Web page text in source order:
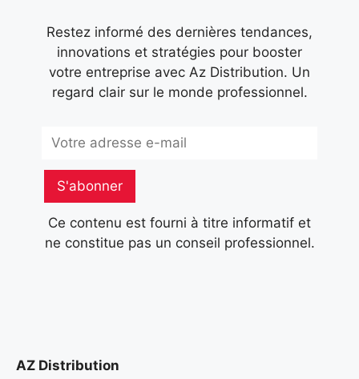
Restez informé des dernières tendances,
innovations et stratégies pour booster
votre entreprise avec Az Distribution. Un
regard clair sur le monde professionnel.
S'abonner
Ce contenu est fourni à titre informatif et
ne constitue pas un conseil professionnel.
AZ Distribution